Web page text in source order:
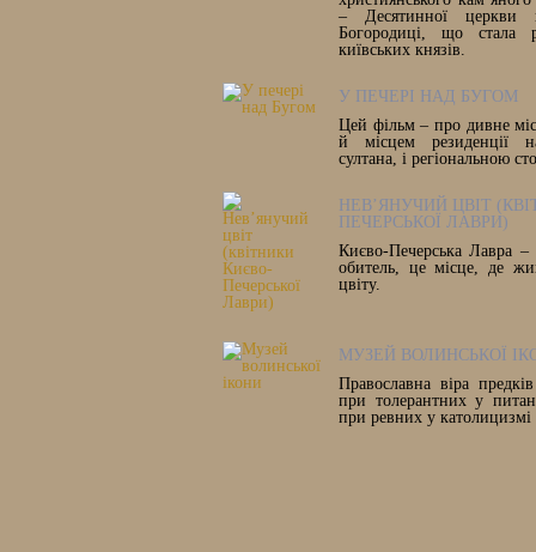
– Десятинної церкви
Богородиці, що стала
київських князів.
У ПЕЧЕРІ НАД БУГОМ
Цей фільм – про дивне
й місцем резиденції
султана, і регіональною
НЕВ’ЯНУЧИЙ ЦВІТ
ПЕЧЕРСЬКОЇ ЛАВРИ)
Києво-Печерська Лавра –
обитель, це місце, де
цвіту.
МУЗЕЙ ВОЛИНСЬКОЇ
Православна віра
при толерантних у
при ревних у католицизмі